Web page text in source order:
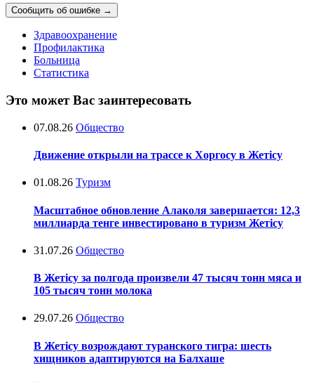
Сообщить об ошибке →
Здравоохранение
Профилактика
Больница
Статистика
Это может Вас заинтересовать
07.08.26 Общество
Движение открыли на трассе к Хоргосу в Жетісу
01.08.26 Туризм
Масштабное обновление Алаколя завершается: 12,3
миллиарда тенге инвестировано в туризм Жетісу
31.07.26 Общество
В Жетісу за полгода произвели 47 тысяч тонн мяса и
105 тысяч тонн молока
29.07.26 Общество
В Жетісу возрождают туранского тигра: шесть
хищников адаптируются на Балхаше